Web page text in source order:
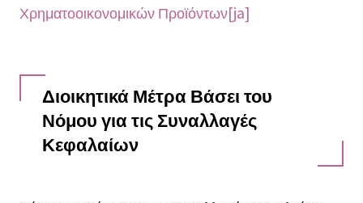
Χρηματοοικονομικών Προϊόντων[ja]
Διοικητικά Μέτρα Βάσει του
Νόμου για τις Συναλλαγές
Κεφαλαίων